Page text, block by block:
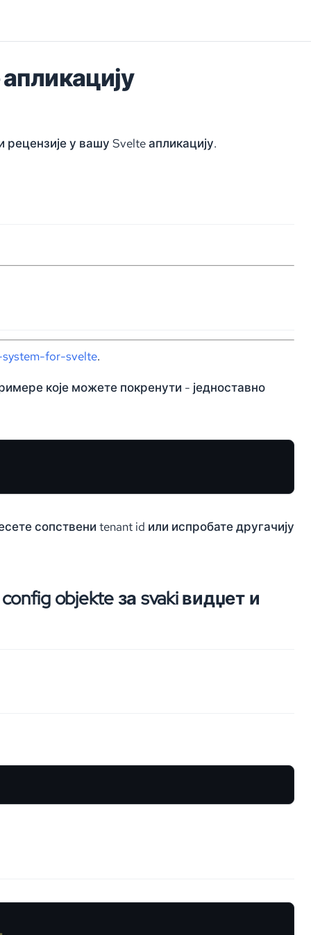
у вашу Svelte апликацију.
for-svelte.
које можете покренути - једноставно
сопствени tenant id или испробате другачију
objekte за svaki видџет и